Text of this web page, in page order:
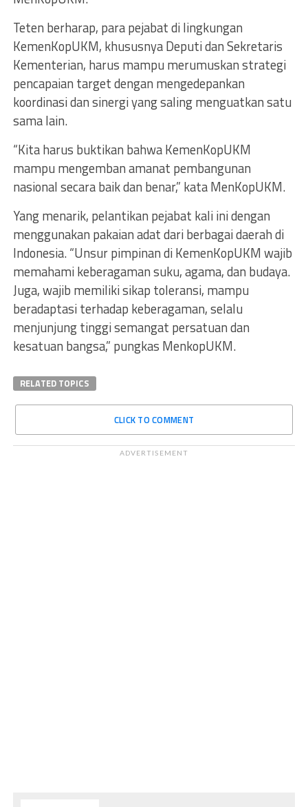
Teten berharap, para pejabat di lingkungan
KemenKopUKM, khususnya Deputi dan Sekretaris
Kementerian, harus mampu merumuskan strategi
pencapaian target dengan mengedepankan
koordinasi dan sinergi yang saling menguatkan satu
sama lain.
“Kita harus buktikan bahwa KemenKopUKM
mampu mengemban amanat pembangunan
nasional secara baik dan benar,” kata MenKopUKM.
Yang menarik, pelantikan pejabat kali ini dengan
menggunakan pakaian adat dari berbagai daerah di
Indonesia. “Unsur pimpinan di KemenKopUKM wajib
memahami keberagaman suku, agama, dan budaya.
Juga, wajib memiliki sikap toleransi, mampu
beradaptasi terhadap keberagaman, selalu
menjunjung tinggi semangat persatuan dan
kesatuan bangsa,” pungkas MenkopUKM.
RELATED TOPICS
CLICK TO COMMENT
ADVERTISEMENT